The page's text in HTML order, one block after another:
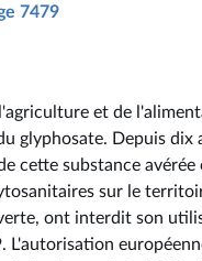
7479
et de
glyphosate. Depuis dix
cette substance avérée
sur le
ont interdit son